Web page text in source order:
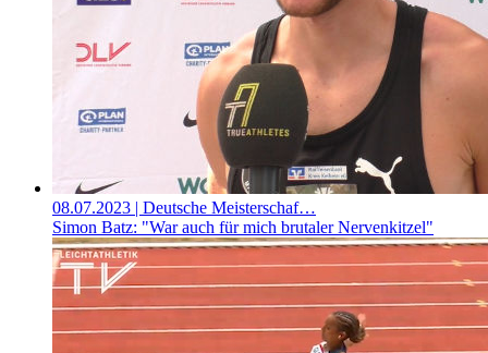
08.07.2023 | Deutsche Meisterschaf…
Simon Batz: "War auch für mich brutaler Nervenkitzel"